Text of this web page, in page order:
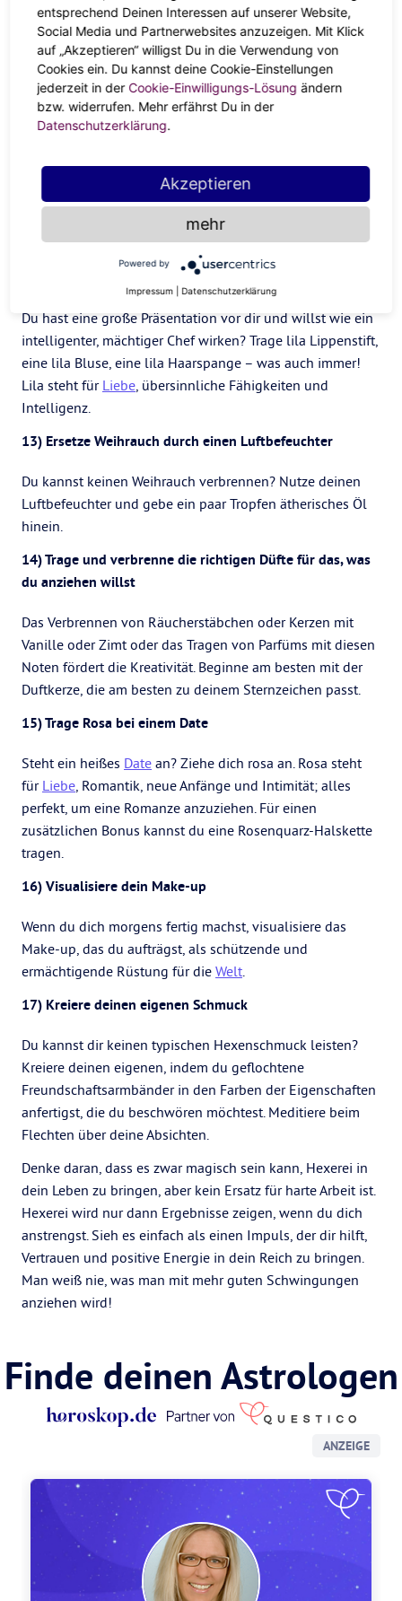
10) Schreibe deine Ziele in grüner Farbe auf
Schreib mit grüner Tinte Notizen und Ziele auf, die du
verwirklichen willst. DieFarbeGrün symbolisiert
Wohlstand, Geld, Überfluss und Glück.
Willst du Geld verdienen oder ein neues Unternehmen
gründen? Lackiere deine Nägel grün, die Farbe des
Erfolgs.
12) Trage Lila bei Präsentationen
Du hast eine große Präsentation vor dir und willst wie ein
intelligenter, mächtiger Chef wirken? Trage lila Lippenstift,
eine lila Bluse, eine lila Haarspange – was auch immer!
Lila steht für Liebe, übersinnliche Fähigkeiten und
Intelligenz.
13) Ersetze Weihrauch durch einen Luftbefeuchter
Du kannst keinen Weihrauch verbrennen? Nutze deinen
Luftbefeuchter und gebe ein paar Tropfen ätherisches Öl
hinein.
14) Trage und verbrenne die richtigen Düfte für das, was
du anziehen willst
Das Verbrennen von Räucherstäbchen oder Kerzen mit
Vanille oder Zimt oder das Tragen von Parfüms mit diesen
Noten fördert die Kreativität. Beginne am besten mit der
Duftkerze, die am besten zu deinem Sternzeichen passt.
15) Trage Rosa bei einem Date
Steht ein heißes Date an? Ziehe dich rosa an. Rosa steht
für Liebe, Romantik, neue Anfänge und Intimität; alles
perfekt, um eine Romanze anzuziehen. Für einen
zusätzlichen Bonus kannst du eine Rosenquarz-Halskette
tragen.
16) Visualisiere dein Make-up
Wenn du dich morgens fertig machst, visualisiere das
Make-up, das du aufträgst, als schützende und
ermächtigende Rüstung für die Welt.
17) Kreiere deinen eigenen Schmuck
Du kannst dir keinen typischen Hexenschmuck leisten?
Kreiere deinen eigenen, indem du geflochtene
Freundschaftsarmbänder in den Farben der Eigenschaften
anfertigst, die du beschwören möchtest. Meditiere beim
Flechten über deine Absichten.
Denke daran, dass es zwar magisch sein kann, Hexerei in
dein Leben zu bringen, aber kein Ersatz für harte Arbeit ist.
Hexerei wird nur dann Ergebnisse zeigen, wenn du dich
anstrengst. Sieh es einfach als einen Impuls, der dir hilft,
Vertrauen und positive Energie in dein Reich zu bringen.
Man weiß nie, was man mit mehr guten Schwingungen
anziehen wird!
Finde deinen Astrologen
ANZEIGE
entsprechend Deinen Interessen auf unserer Website,
Social Media und Partnerwebsites anzuzeigen. Mit Klick
auf „Akzeptieren“ willigst Du in die Verwendung von
Cookies ein. Du kannst deine Cookie-Einstellungen
jederzeit in der Cookie-Einwilligungs-Lösung ändern
bzw. widerrufen. Mehr erfährst Du in der
Datenschutzerklärung.
Akzeptieren
mehr
Powered by
Impressum Datenschutzerklärung